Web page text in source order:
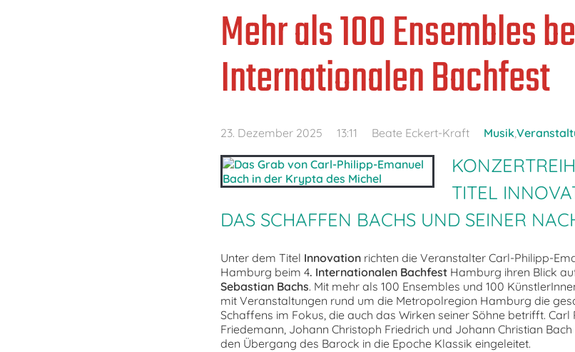
Mehr als 100 Ensembles
Internationalen Bachfest
23. Dezember 2025 13:11 Beate Eckert-Kraft Musik
TITEL
DAS SCHAFFEN BACHS UND SEINER
Unter dem Titel Innovationrichten die Veranstalter Carl-Philipp-
Hamburg beim 4. Internationalen BachfestHamburg ihren Blick
Sebastian Bachs. Mit mehr als 100 Ensembles und 100
mit Veranstaltungen rund um die Metropolregion Hamburg die
Schaffens im Fokus, die auch das Wirken seiner Söhne betrifft. Carl
Friedemann, Johann Christoph Friedrich und Johann Christian
den Übergang des Barock in die Epoche Klassik eingeleitet.